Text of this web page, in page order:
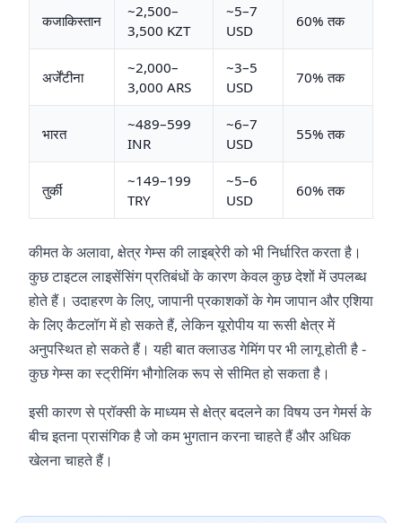
कजाकिस्तान
~2,500–
3,500 KZT
~5–7
USD
60% तक
अर्जेंटीना
~2,000–
3,000 ARS
~3–5
USD
70% तक
भारत
~489–599
INR
~6–7
USD
55% तक
तुर्की
~149–199
TRY
~5–6
USD
60% तक
कीमत के अलावा, क्षेत्र गेम्स की लाइब्रेरी को भी निर्धारित करता है।
कुछ टाइटल लाइसेंसिंग प्रतिबंधों के कारण केवल कुछ देशों में उपलब्ध
होते हैं। उदाहरण के लिए, जापानी प्रकाशकों के गेम जापान और एशिया
के लिए कैटलॉग में हो सकते हैं, लेकिन यूरोपीय या रूसी क्षेत्र में
अनुपस्थित हो सकते हैं। यही बात क्लाउड गेमिंग पर भी लागू होती है -
कुछ गेम्स का स्ट्रीमिंग भौगोलिक रूप से सीमित हो सकता है।
इसी कारण से प्रॉक्सी के माध्यम से क्षेत्र बदलने का विषय उन गेमर्स के
बीच इतना प्रासंगिक है जो कम भुगतान करना चाहते हैं और अधिक
खेलना चाहते हैं।